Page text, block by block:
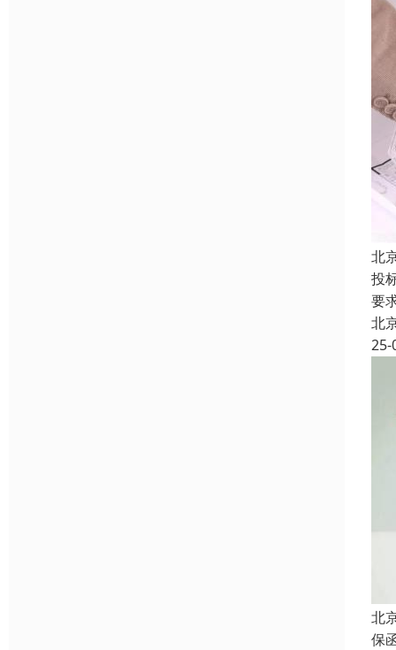
北
投
要
北
25-
北
保